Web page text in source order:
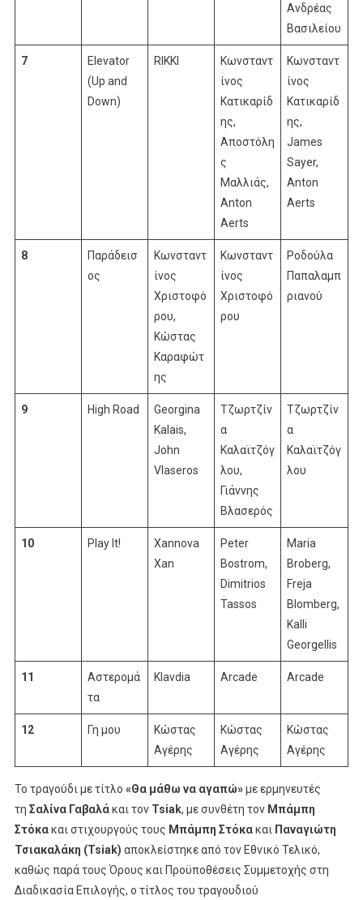
Ανδρέας
Βασιλείου
7
Elevator
(Up and
Down)
RIKKI
Κωνσταντ
ίνος
Κατικαρίδ
ης,
Αποστόλη
ς
Μαλλιάς,
Anton
Aerts
Κωνσταντ
ίνος
Κατικαρίδ
ης,
James
Sayer,
Anton
Aerts
8
Παράδεισ
ος
Κωνσταντ
ίνος
Χριστοφό
ρου,
Κώστας
Καραφώτ
ης
Κωνσταντ
ίνος
Χριστοφό
ρου
Ροδούλα
Παπαλαμπ
ριανού
9 High Road
Georgina
Kalais,
John
Vlaseros
Τζωρτζίν
α
Καλαϊτζόγ
λου,
Γιάννης
Βλασερός
Τζωρτζίν
α
Καλαϊτζόγ
λου
10 Play It!
Xannova
Xan
Peter
Bostrom,
Dimitrios
Tassos
Maria
Broberg,
Freja
Blomberg,
Kalli
Georgellis
11
Αστερομά
τα
Klavdia Arcade Arcade
12 Γη μου
Κώστας
Αγέρης
Κώστας
Αγέρης
Κώστας
Αγέρης
To τραγούδι με τίτλο «Θα μάθω να αγαπώ»με ερμηνευτές
τη Σαλίνα Γαβαλάκαι τον Tsiak, με συνθέτη τον Μπάμπη
Στόκακαι στιχουργούς τους Μπάμπη Στόκακαι Παναγιώτη
Τσιακαλάκη (Tsiak) αποκλείστηκε από τον Εθνικό Τελικό,
καθώς παρά τους Όρους και Προϋποθέσεις Συμμετοχής στη
Διαδικασία Επιλογής, ο τίτλος του τραγουδιού